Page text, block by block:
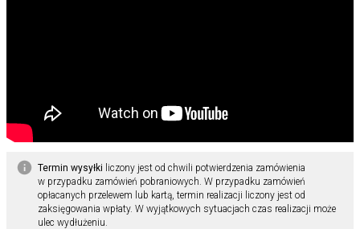
Termin wysyłki liczony jest od chwili potwierdzenia zamówienia
w przypadku zamówień pobraniowych. W przypadku zamówień
opłacanych przelewem lub kartą, termin realizacji liczony jest od
zaksięgowania wpłaty. W wyjątkowych sytuacjach czas realizacji może
ulec wydłużeniu.